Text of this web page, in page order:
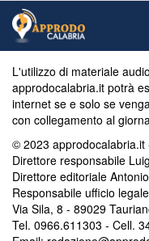
azienda a Schiavonea
pesantemente
segretario regionale
condanna […]
L'utilizzo di materiale
approdocalabria.it potrà
internet se e solo se
con collegamento al
© 2023 approdocalabria.it
Direttore responsabile
Direttore editoriale
Responsabile ufficio
Via Sila, 8 - 89029
Tel. 0966.611303 - Cell.